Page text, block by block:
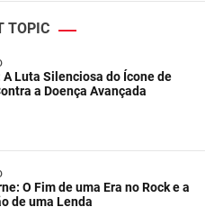
TOPIC
Luta Silenciosa do Ícone de
a Doença Avançada
O Fim de uma Era no Rock e a
de uma Lenda